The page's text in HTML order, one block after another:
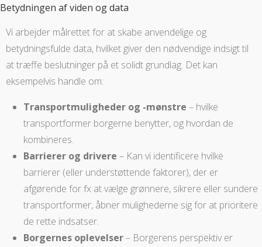
Betydningen af viden og data
Vi arbejder målrettet for at skabe anvendelige og
betydningsfulde data, hvilket giver den nødvendige indsigt til
at træffe beslutninger på et solidt grundlag. Det kan
eksempelvis handle om:
Transportmuligheder og -mønstre – hvilke
transportformer borgerne benytter, og hvordan de
kombineres.
Barrierer og drivere – Kan vi identificere hvilke
barrierer (eller understøttende faktorer), der er
afgørende for fx at vælge grønnere, sikrere eller sundere
transportformer, åbner mulighederne sig for at prioritere
de rette indsatser.
Borgernes oplevelser– Borgerens perspektiv er